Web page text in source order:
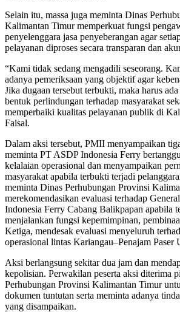
Selain itu, massa juga meminta Dinas
Kalimantan Timur memperkuat fungsi
penyelenggara jasa penyeberangan agar
pelayanan diproses secara transparan dan
“Kami tidak sedang mengadili seseorang.
adanya pemeriksaan yang objektif agar
Jika dugaan tersebut terbukti, maka harus
bentuk perlindungan terhadap masyarakat
memperbaiki kualitas pelayanan publik di
Faisal.
Dalam aksi tersebut, PMII menyampaikan
meminta PT ASDP Indonesia Ferry
kelalaian operasional dan menyampaikan
masyarakat apabila terbukti terjadi
meminta Dinas Perhubungan Provinsi
merekomendasikan evaluasi terhadap
Indonesia Ferry Cabang Balikpapan apabila
menjalankan fungsi kepemimpinan,
Ketiga, mendesak evaluasi menyeluruh
operasional lintas Kariangau–Penajam Paser
Aksi berlangsung sekitar dua jam dan
kepolisian. Perwakilan peserta aksi diterima
Perhubungan Provinsi Kalimantan Timur
dokumen tuntutan serta meminta adanya
yang disampaikan.